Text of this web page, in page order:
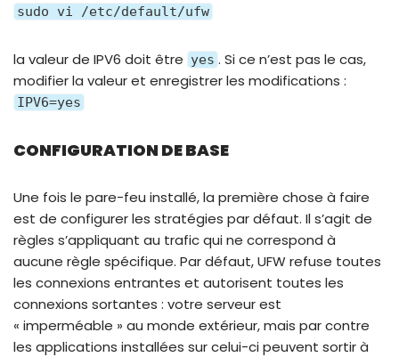
sudo vi /etc/default/ufw
la valeur de IPV6 doit être yes . Si ce n’est pas le cas,
modifier la valeur et enregistrer les modifications :
IPV6=yes
CONFIGURATION DE BASE
Une fois le pare-feu installé, la première chose à faire
est de configurer les stratégies par défaut. Il s’agit de
règles s’appliquant au trafic qui ne correspond à
aucune règle spécifique. Par défaut, UFW refuse toutes
les connexions entrantes et autorisent toutes les
connexions sortantes : votre serveur est
« imperméable » au monde extérieur, mais par contre
les applications installées sur celui-ci peuvent sortir à